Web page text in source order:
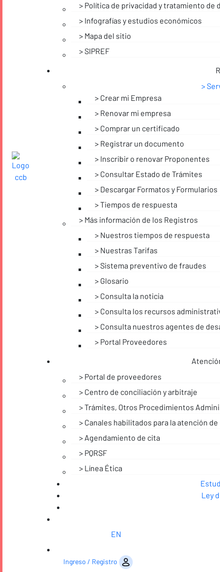
Política de privacidad y tratamiento de
Infografías y estudios económicos
Mapa del sitio
SIPREF
Crear mi Empresa
Renovar mi empresa
Comprar un certificado
Registrar un documento
Inscribir o renovar Proponentes
Consultar Estado de Trámites
Descargar Formatos y Formularios
Tiempos de respuesta
Más información de los Registros
Nuestros tiempos de respuesta
Nuestras Tarifas
Sistema preventivo de fraudes
Glosario
Consulta la noticia
Consulta los recursos
Consulta nuestros agentes de
Portal Proveedores
Portal de proveedores
Centro de conciliación y arbitraje
Trámites, Otros Procedimientos
Canales habilitados para la atención de
Agendamiento de cita
PQRSF
Línea Ética
Ley
EN
Ingreso / Registro